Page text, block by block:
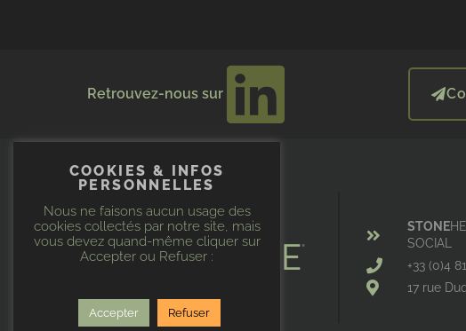
Retrouvez-nous sur
STONE
SOCIAL
+33 (0)4
17 rue
COOKIES & INFOS
PERSONNELLES
Nous ne faisons aucun usage des
cookies collectés par notre site, mais
vous devez quand-même cliquer sur
Accepter ou Refuser :
Accepter Refuser